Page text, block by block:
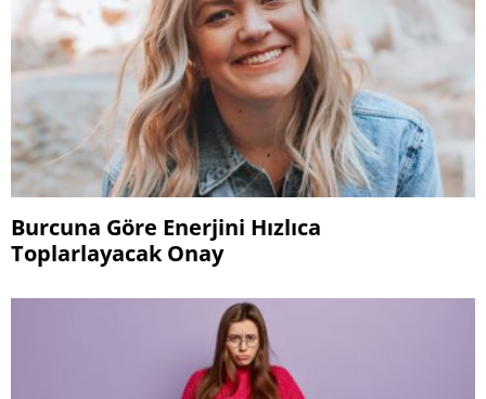
Burcuna Göre Enerjini Hızlıca
Toplarlayacak Onay